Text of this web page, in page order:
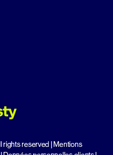
rights reserved |Mentions